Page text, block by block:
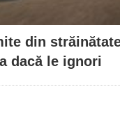
din
dacă le ignori